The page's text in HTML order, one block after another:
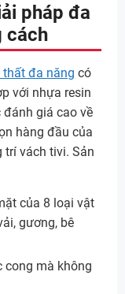
pháp đa
cách
đa năng có
với nhựa resin
giá cao về
hàng đầu của
trí vách tivi. Sản
của 8 loại vật
gương, bê
cong mà không